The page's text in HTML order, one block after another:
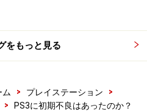
をもっと見る
ム > プレイステーション
>
> PS3に初期不良はあったのか？